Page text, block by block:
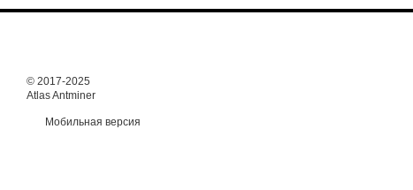
© 2017-2025
Atlas Antminer
Мобильная версия